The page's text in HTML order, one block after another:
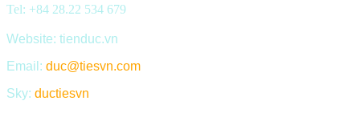
Tel: +84 28.22 534 679
Website: tienduc.vn
Email: duc@tiesvn.com
Sky: ductiesvn